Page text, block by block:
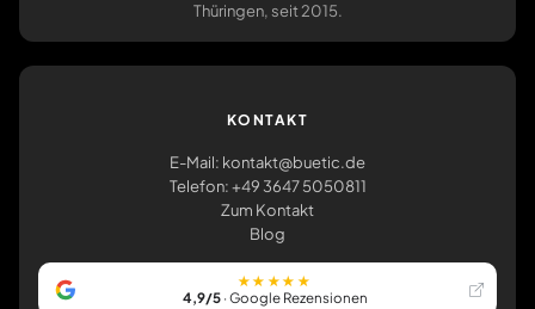
Thüringen, seit 2015.
KONTAKT
E-Mail: kontakt@buetic.de
Telefon: +49 3647 5050811
Zum Kontakt
Blog
★★★★★
4,9/5· Google Rezensionen